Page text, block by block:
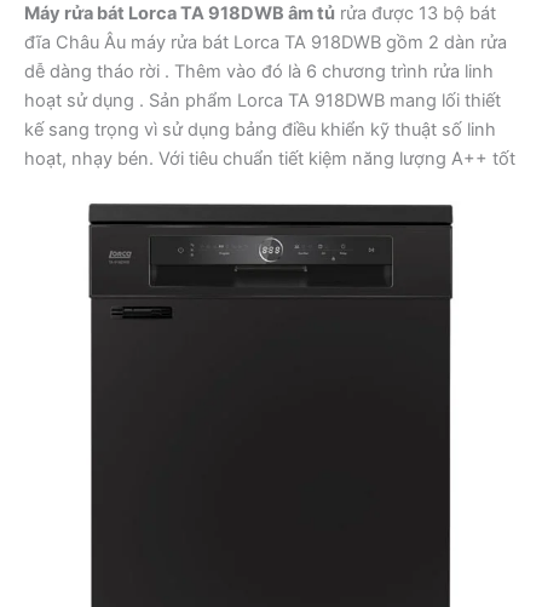
Âu
số
lượng
Máy rửa bát Lorca TA 918DWB âm tủ rửa được 13 bộ bát
đĩa Châu Âu máy rửa bát Lorca TA 918DWB gồm 2 dàn rửa
dễ dàng tháo rời . Thêm vào đó là 6 chương trình rửa linh
hoạt sử dụng . Sản phẩm Lorca TA 918DWB mang lối thiết
kế sang trọng vì sử dụng bảng điều khiển kỹ thuật số linh
hoạt, nhạy bén. Với tiêu chuẩn tiết kiệm năng lượng A++ tốt